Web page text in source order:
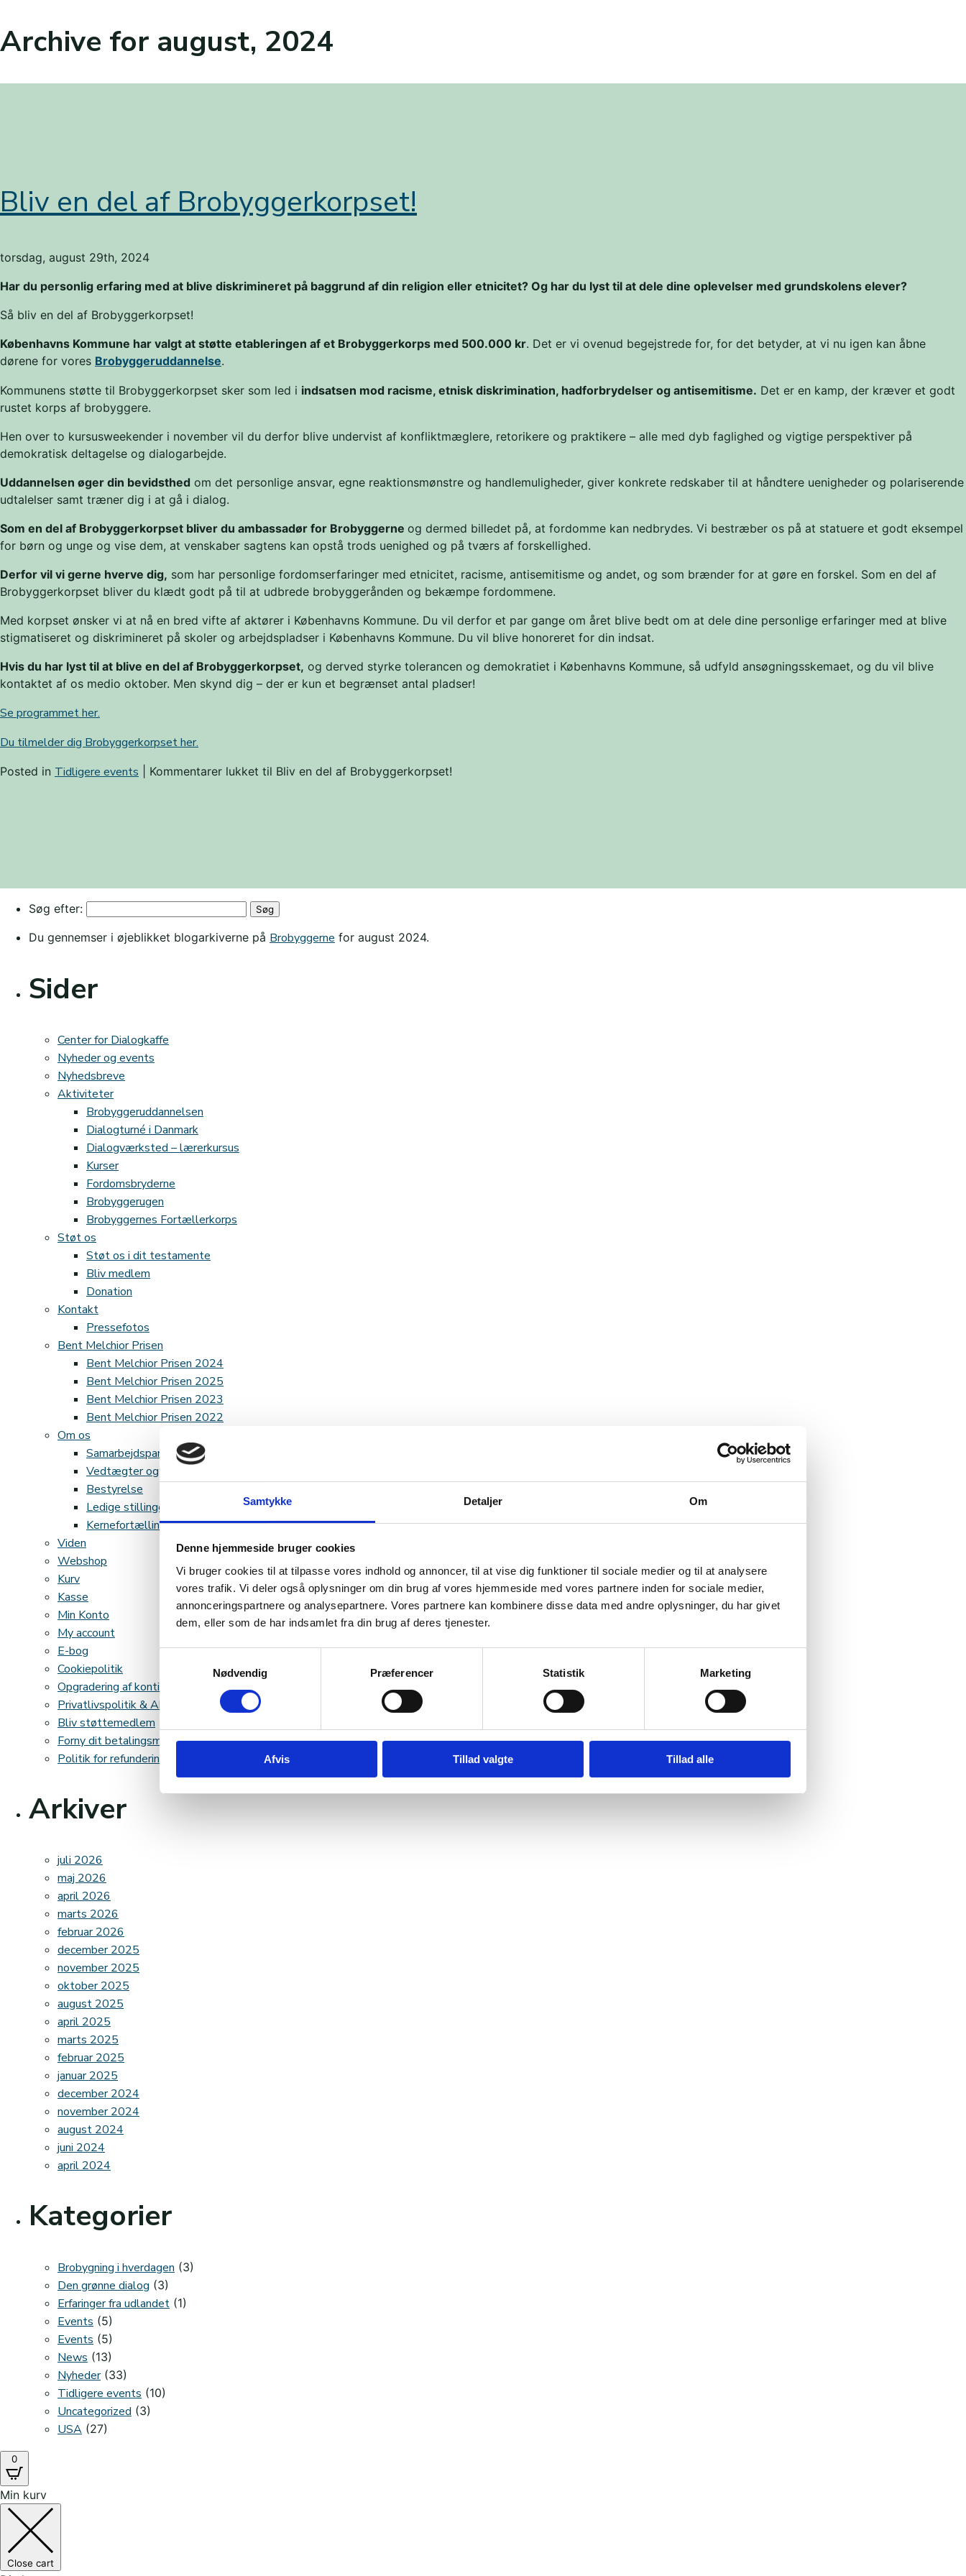
Samtykke Detaljer Om
Denne hjemmeside bruger cookies
Vi bruger cookies til at tilpasse vores indhold og annoncer, til at vise dig funktioner til sociale medier og til at analysere
vores trafik. Vi deler også oplysninger om din brug af vores hjemmeside med vores partnere inden for sociale medier,
annonceringspartnere og analysepartnere. Vores partnere kan kombinere disse data med andre oplysninger, du har givet
dem, eller som de har indsamlet fra din brug af deres tjenester.
Nødvendig
Præferencer Statistik Marketing
Afvis Tillad valgte Tillad alle
Archive for august, 2024
Bliv en del af Brobyggerkorpset!
torsdag, august 29th, 2024
Har du personlig erfaring med at blive diskrimineret på baggrund af din religion eller etnicitet? Og har du lyst til at dele dine oplevelser med grundskolens elever?
Så bliv en del af Brobyggerkorpset!
Københavns Kommune har valgt at støtte etableringen af et Brobyggerkorps med 500.000 kr. Det er vi ovenud begejstrede for, for det betyder, at vi nu igen kan åbne
dørene for vores Brobyggeruddannelse.
Kommunens støtte til Brobyggerkorpset sker som led i indsatsen mod racisme, etnisk diskrimination, hadforbrydelser og antisemitisme. Det er en kamp, der kræver et godt
rustet korps af brobyggere.
Hen over to kursusweekender i november vil du derfor blive undervist af konfliktmæglere, retorikere og praktikere – alle med dyb faglighed og vigtige perspektiver på
demokratisk deltagelse og dialogarbejde.
Uddannelsen øger din bevidsthed om det personlige ansvar, egne reaktionsmønstre og handlemuligheder, giver konkrete redskaber til at håndtere uenigheder og polariserende
udtalelser samt træner dig i at gå i dialog.
Som en del af Brobyggerkorpset bliver du ambassadør for Brobyggerne og dermed billedet på, at fordomme kan nedbrydes. Vi bestræber os på at statuere et godt eksempel
for børn og unge og vise dem, at venskaber sagtens kan opstå trods uenighed og på tværs af forskellighed.
Derfor vil vi gerne hverve dig, som har personlige fordomserfaringer med etnicitet, racisme, antisemitisme og andet, og som brænder for at gøre en forskel. Som en del af
Brobyggerkorpset bliver du klædt godt på til at udbrede brobyggerånden og bekæmpe fordommene.
Med korpset ønsker vi at nå en bred vifte af aktører i Københavns Kommune. Du vil derfor et par gange om året blive bedt om at dele dine personlige erfaringer med at blive
stigmatiseret og diskrimineret på skoler og arbejdspladser i Københavns Kommune. Du vil blive honoreret for din indsat.
Hvis du har lyst til at blive en del af Brobyggerkorpset, og derved styrke tolerancen og demokratiet i Københavns Kommune, så udfyld ansøgningsskemaet, og du vil blive
kontaktet af os medio oktober. Men skynd dig – der er kun et begrænset antal pladser!
Se programmet her.
Du tilmelder dig Brobyggerkorpset her.
Posted in Tidligere events Kommentarer lukket til Bliv en del af Brobyggerkorpset!
Søg efter:
Du gennemser i øjeblikket blogarkiverne på Brobyggerne for august 2024.
Sider
Center for Dialogkaffe
Nyheder og events
Nyhedsbreve
Aktiviteter
Brobyggeruddannelsen
Dialogturné i Danmark
Dialogværksted – lærerkursus
Kurser
Fordomsbryderne
Brobyggerugen
Brobyggernes Fortællerkorps
Støt os
Støt os i dit testamente
Bliv medlem
Donation
Kontakt
Pressefotos
Bent Melchior Prisen
Bent Melchior Prisen 2024
Bent Melchior Prisen 2025
Bent Melchior Prisen 2023
Bent Melchior Prisen 2022
Om os
Samarbejdspartnere
Vedtægter og regnskab
Bestyrelse
Ledige stillinger
Kernefortælling
Viden
Webshop
Kurv
Kasse
Min Konto
My account
E-bog
Cookiepolitik
Opgradering af kontingent
Privatlivspolitik & Abonnementsbetingelser
Bliv støttemedlem
Forny dit betalingsmiddel
Politik for refundering og returnerede varer
Arkiver
juli 2026
maj 2026
april 2026
marts 2026
februar 2026
december 2025
november 2025
oktober 2025
august 2025
april 2025
marts 2025
februar 2025
januar 2025
december 2024
november 2024
august 2024
juni 2024
april 2024
Kategorier
Brobygning i hverdagen (3)
Den grønne dialog (3)
Erfaringer fra udlandet (1)
Events (5)
Events (5)
News (13)
Nyheder(33)
Tidligere events (10)
Uncategorized (3)
USA (27)
0
Min kurv
Close cart